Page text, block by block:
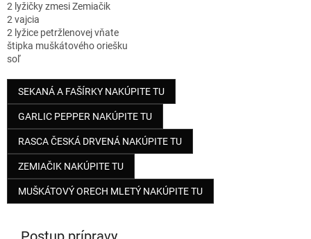
2 lyžičky zmesi Zemiačik
2 vajcia
2 lyžice petržlenovej vňate
štipka muškátového oriešku
soľ
SEKANÁ A FAŠÍRKY NAKÚPITE TU
GARLIC PEPPER NAKÚPITE TU
RASCA ČESKÁ DRVENÁ NAKÚPITE TU
ZEMIAČIK NAKÚPITE TU
MUŠKÁTOVÝ ORECH MLETÝ NAKÚPITE TU